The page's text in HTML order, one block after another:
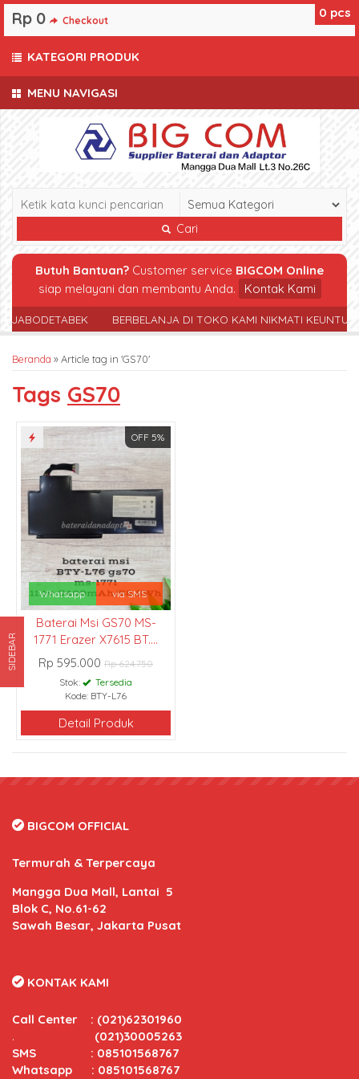
MENU NAVIGASI
Cari
Butuh Bantuan? Customer service BIGCOM Online
siap melayani dan membantu Anda.
Kontak Kami
JABODETABEK BERBELANJA DI TOKO KAMI NIKMATI
Beranda »Article tag in 'GS70'
Tags GS70
OFF 5%
Whatsapp via SMS
Baterai Msi GS70 MS-
1771 Erazer X7615 BT....
Rp 595.000 Rp 624.750
Stok:
Tersedia
Kode: BTY-L76
Detail Produk
0 pcs
Rp 0 Checkout
KATEGORI PRODUK
SIDEBAR
BIGCOM OFFICIAL
Termurah & Terpercaya
Mangga Dua Mall, Lantai 5
Blok C, No.61-62
Sawah Besar, Jakarta Pusat
KONTAK KAMI
Call Center : (021)62301960
. (021)30005263
SMS : 085101568767
Whatsapp : 085101568767